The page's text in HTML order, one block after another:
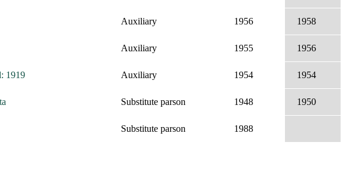
Auxiliary 1956 1958
Auxiliary 1955 1956
1919 Auxiliary 1954 1954
Substitute parson 1948 1950
Substitute parson 1988